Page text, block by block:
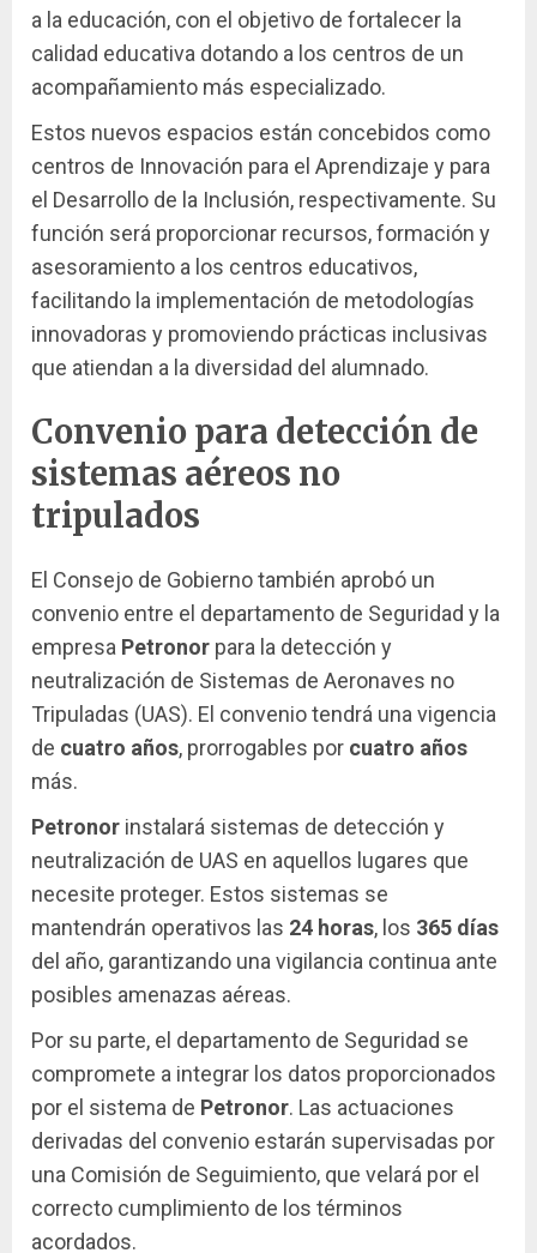
a la educación, con el objetivo de fortalecer la
calidad educativa dotando a los centros de un
acompañamiento más especializado.
Estos nuevos espacios están concebidos como
centros de Innovación para el Aprendizaje y para
el Desarrollo de la Inclusión, respectivamente. Su
función será proporcionar recursos, formación y
asesoramiento a los centros educativos,
facilitando la implementación de metodologías
innovadoras y promoviendo prácticas inclusivas
que atiendan a la diversidad del alumnado.
Convenio para detección de
sistemas aéreos no
tripulados
El Consejo de Gobierno también aprobó un
convenio entre el departamento de Seguridad y la
empresa Petronor para la detección y
neutralización de Sistemas de Aeronaves no
Tripuladas (UAS). El convenio tendrá una vigencia
de cuatro años, prorrogables por cuatro años
más.
Petronor instalará sistemas de detección y
neutralización de UAS en aquellos lugares que
necesite proteger. Estos sistemas se
mantendrán operativos las 24 horas, los 365 días
del año, garantizando una vigilancia continua ante
posibles amenazas aéreas.
Por su parte, el departamento de Seguridad se
compromete a integrar los datos proporcionados
por el sistema de Petronor. Las actuaciones
derivadas del convenio estarán supervisadas por
una Comisión de Seguimiento, que velará por el
correcto cumplimiento de los términos
acordados.